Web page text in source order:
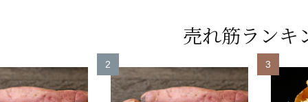
売れ筋ランキ
2 3